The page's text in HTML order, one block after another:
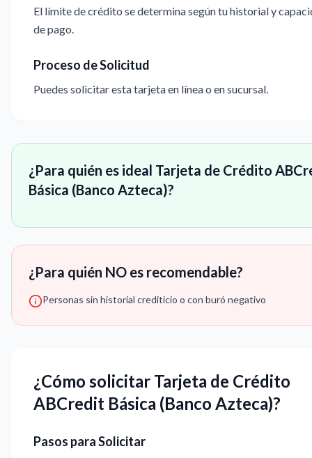
El límite de crédito se determina según tu historial y
de pago.
Proceso de Solicitud
Puedes solicitar esta tarjeta en línea o en sucursal.
¿Para quién es ideal Tarjeta de Crédito
Básica (Banco Azteca)?
¿Para quién NO es recomendable?
Personas sin historial crediticio o con buró negativo
¿Cómo solicitar Tarjeta de Crédito
ABCredit Básica (Banco Azteca)?
Pasos para Solicitar